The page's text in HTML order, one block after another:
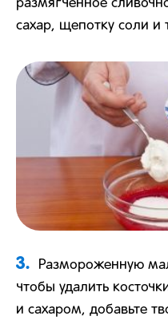
размягченное
сахар, щепотку соли
3.
Размороженную
чтобы удалить
и сахаром, добавьте